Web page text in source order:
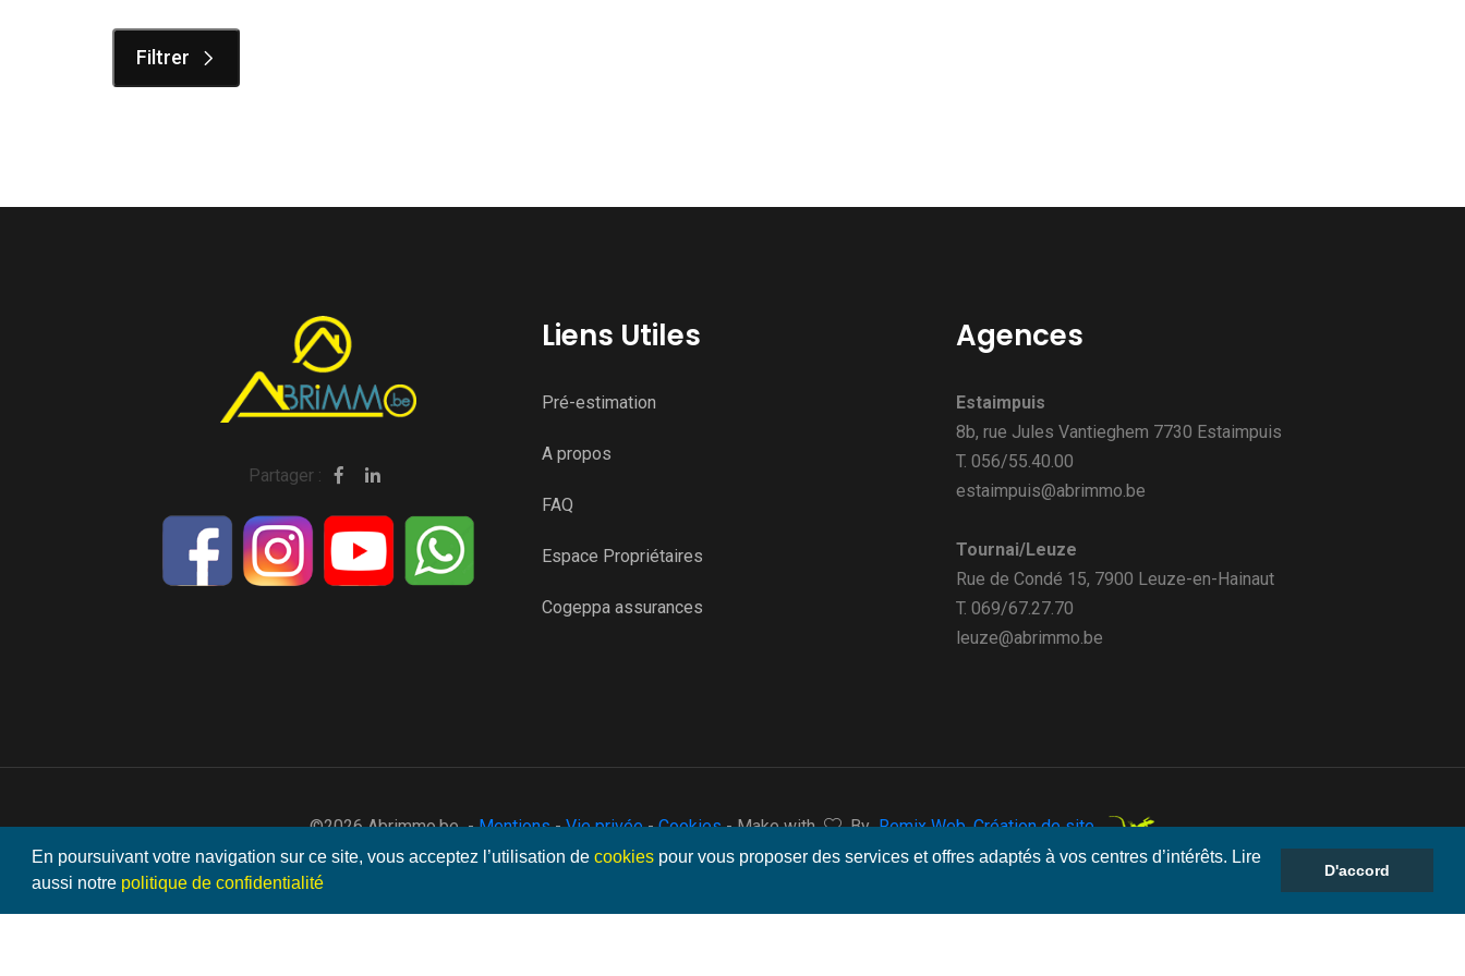
En poursuivant votre navigation sur ce site, vous acceptez l’utilisation de cookiespour vous proposer des services et offres adaptés à vos centres d’intérêts. Lire
aussi notre politique de confidentialité
D'accord
Filtrer
Partager :
Liens Utiles
Pré-estimation
A propos
FAQ
Espace Propriétaires
Cogeppa assurances
Agences
Estaimpuis
8b, rue Jules Vantieghem 7730 Estaimpuis
T. 056/55.40.00
estaimpuis@abrimmo.be
Tournai/Leuze
Rue de Condé 15, 7900 Leuze-en-Hainaut
T. 069/67.27.70
leuze@abrimmo.be
©2026 Abrimmo.be -Mentions-Vie privée-Cookies- Make with ByRemix Web, Création de site.